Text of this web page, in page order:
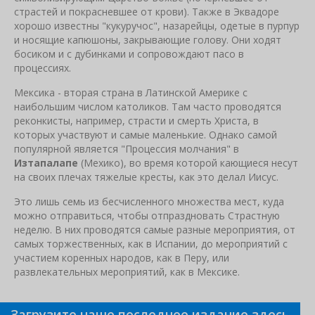
страстей и покрасневшее от крови). Также в Эквадоре
хорошо известны "кукуручос", назарейцы, одетые в пурпур
и носящие капюшоны, закрывающие голову. Они ходят
босиком и с дубинками и сопровождают пасо в
процессиях.
Мексика - вторая страна в Латинской Америке с
наибольшим числом католиков. Там часто проводятся
реконкисты, например, страсти и смерть Христа, в
которых участвуют и самые маленькие. Однако самой
популярной является "Процессия молчания" в
Изтапалапе (Мехико), во время которой кающиеся несут
на своих плечах тяжелые кресты, как это делал Иисус.
Это лишь семь из бесчисленного множества мест, куда
можно отправиться, чтобы отпраздновать Страстную
неделю. В них проводятся самые разные мероприятия, от
самых торжественных, как в Испании, до мероприятий с
участием коренных народов, как в Перу, или
развлекательных мероприятий, как в Мексике.